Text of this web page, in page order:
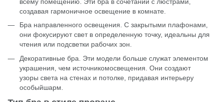
создавая гармоничное освещение в комнате.
Бра направленного освещения. С закрытыми плафонами,
они фокусируют свет в определенную точку, идеальны для
чтения или подсветки рабочих зон.
Декоративные бра. Эти модели больше служат элементом
украшения, чем источникомосвещения. Они создают
узоры света на стенах и потолке, придавая интерьеру
особыйшарм.